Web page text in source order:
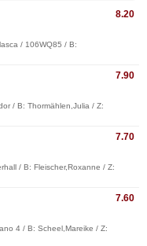
8.20
/ 106WQ85 / B:
7.90
/ B: Thormählen,Julia / Z:
7.70
/ B: Fleischer,Roxanne / Z:
7.60
4 / B: Scheel,Mareike / Z: